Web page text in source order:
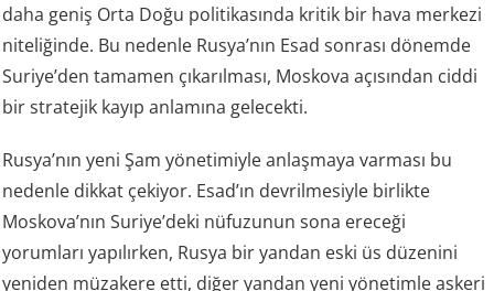
daha geniş Orta Doğu politikasında kritik bir hava merkezi
niteliğinde. Bu nedenle Rusya’nın Esad sonrası dönemde
Suriye’den tamamen çıkarılması, Moskova açısından ciddi
bir stratejik kayıp anlamına gelecekti.
Rusya’nın yeni Şam yönetimiyle anlaşmaya varması bu
nedenle dikkat çekiyor. Esad’ın devrilmesiyle birlikte
Moskova’nın Suriye’deki nüfuzunun sona ereceği
yorumları yapılırken, Rusya bir yandan eski üs düzenini
yeniden müzakere etti, diğer yandan yeni yönetimle askeri